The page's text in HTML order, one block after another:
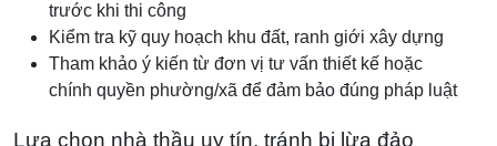
trước khi thi công
Kiểm tra kỹ quy hoạch khu đất, ranh giới xây dựng
Tham khảo ý kiến từ đơn vị tư vấn thiết kế hoặc
chính quyền phường/xã để đảm bảo đúng pháp luật
Lựa chọn nhà thầu uy tín, tránh bị lừa đảo